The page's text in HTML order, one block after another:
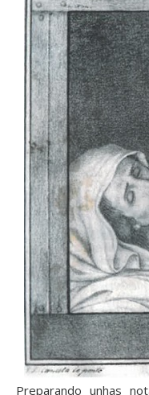
Preparando unhas